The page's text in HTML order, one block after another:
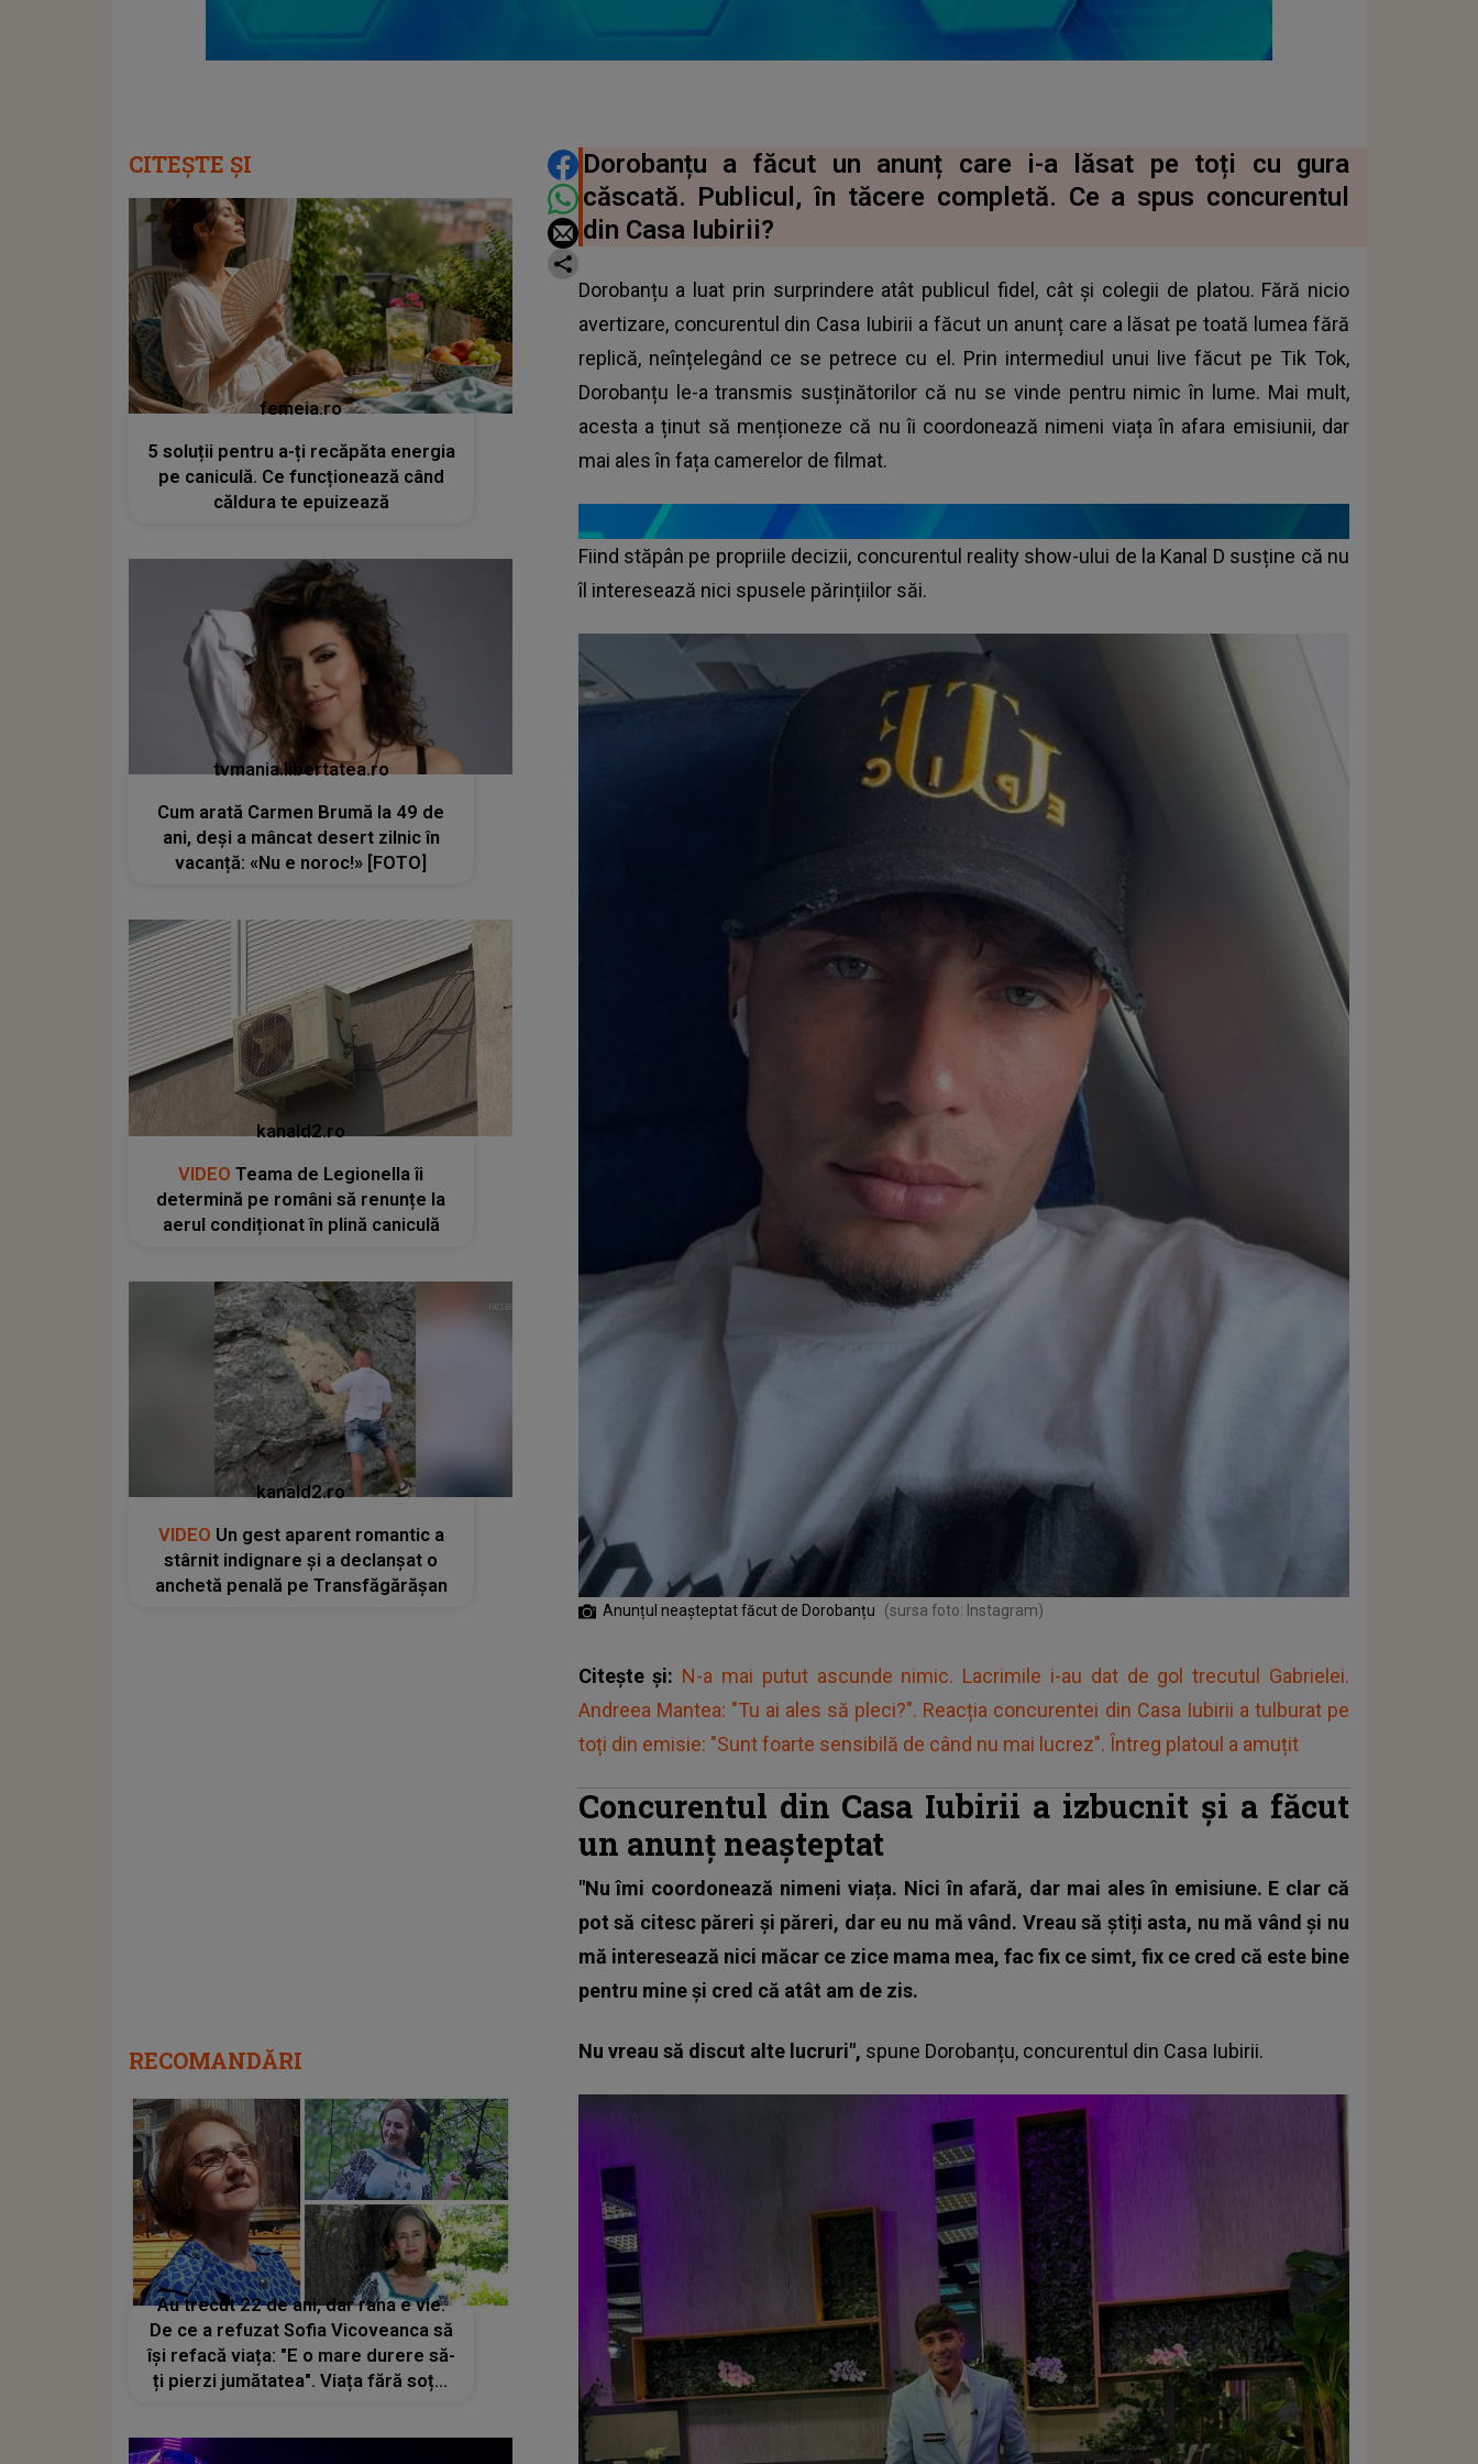
DISTRIBUIE ARTICOLUL
Dorobanțu a făcut un anunț care i-a lăsat pe toți cu gura
căscată. Publicul, în tăcere completă. Ce a spus concurentul
din Casa Iubirii?
Dorobanțu a luat prin surprindere atât publicul fidel, cât și colegii de platou. Fără nicio
avertizare, concurentul din Casa Iubirii a făcut un anunț care a lăsat pe toată lumea fără
replică, neînțelegând ce se petrece cu el. Prin intermediul unui live făcut pe Tik Tok,
Dorobanțu le-a transmis susținătorilor că nu se vinde pentru nimic în lume. Mai mult,
acesta a ținut să menționeze că nu îi coordonează nimeni viața în afara emisiunii, dar
mai ales în fața camerelor de filmat.
Fiind stăpân pe propriile decizii, concurentul reality show-ului de la Kanal D susține că nu
îl interesează nici spusele părințiilor săi.
Anunțul neașteptat făcut de Dorobanțu (sursa foto: Instagram)
Citește și: N-a mai putut ascunde nimic. Lacrimile i-au dat de gol trecutul Gabrielei.
Andreea Mantea: "Tu ai ales să pleci?". Reacția concurentei din Casa Iubirii a tulburat pe
toți din emisie: "Sunt foarte sensibilă de când nu mai lucrez". Întreg platoul a amuțit
Concurentul din Casa Iubirii a izbucnit și a făcut
un anunț neașteptat
"Nu îmi coordonează nimeni viața. Nici în afară, dar mai ales în emisiune. E clar că
pot să citesc păreri și păreri, dar eu nu mă vând. Vreau să știți asta, nu mă vând și nu
mă interesează nici măcar ce zice mama mea, fac fix ce simt, fix ce cred că este bine
pentru mine și cred că atât am de zis.
Nu vreau să discut alte lucruri", spune Dorobanțu, concurentul din Casa Iubirii.
CITEȘTE ȘI
femeia.ro
5 soluții pentru a-ți recăpăta energia
pe caniculă. Ce funcționează când
căldura te epuizează
tvmania.libertatea.ro
Cum arată Carmen Brumă la 49 de
ani, deși a mâncat desert zilnic în
vacanță: «Nu e noroc!» [FOTO]
kanald2.ro
VIDEO Teama de Legionella îi
determină pe români să renunțe la
aerul condiționat în plină caniculă
kanald2.ro
VIDEO Un gest aparent romantic a
stârnit indignare și a declanșat o
anchetă penală pe Transfăgărășan
RECOMANDĂRI
Au trecut 22 de ani, dar rana e vie.
De ce a refuzat Sofia Vicoveanca să
își refacă viața: "E o mare durere să-
ți pierzi jumătatea". Viața fără soțul
emoționat pe toată lumea